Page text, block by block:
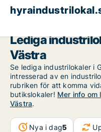
Lediga
Västra
Se lediga industrilokaler i
intresserad av en
rubriken för att komma
butikslokaler! Mer info om
Västra.
Nya i dag5